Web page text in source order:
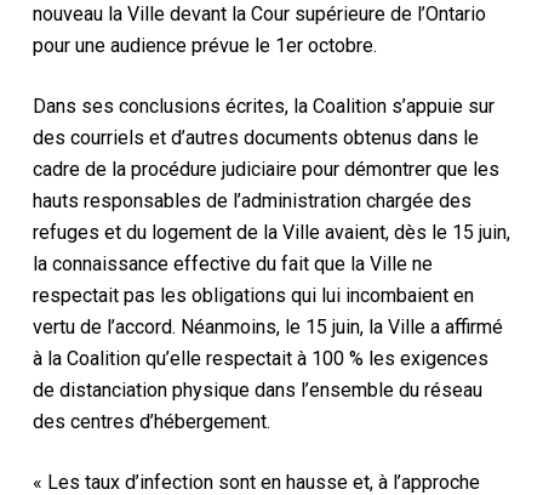
nouveau la Ville devant la Cour supérieure de l’Ontario
pour une audience prévue le 1er octobre.
Dans ses conclusions écrites, la Coalition s’appuie sur
des courriels et d’autres documents obtenus dans le
cadre de la procédure judiciaire pour démontrer que les
hauts responsables de l’administration chargée des
refuges et du logement de la Ville avaient, dès le 15 juin,
la connaissance effective du fait que la Ville ne
respectait pas les obligations qui lui incombaient en
vertu de l’accord. Néanmoins, le 15 juin, la Ville a affirmé
à la Coalition qu’elle respectait à 100 % les exigences
de distanciation physique dans l’ensemble du réseau
des centres d’hébergement.
« Les taux d’infection sont en hausse et, à l’approche